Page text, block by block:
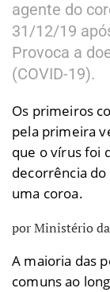
agente do
31/12/19
Provoca a
(COVID-19).
Os primeiros
pela primeira
que o vírus foi
decorrência
uma coroa.
por Ministério
A maioria das
comuns ao